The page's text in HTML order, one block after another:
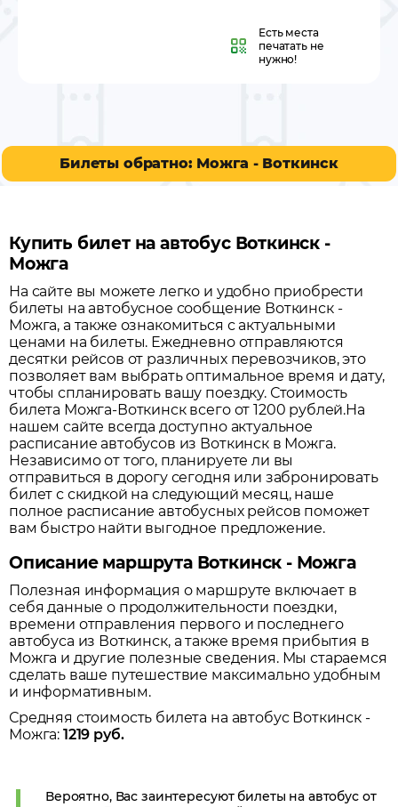
Есть места
печатать не
нужно!
Билеты обратно: Можга - Воткинск
Купить билет на автобус Воткинск -
Можга
На сайте вы можете легко и удобно приобрести
билеты на автобусное сообщение Воткинск-
Можга, а также ознакомиться с актуальными
ценами на билеты. Ежедневно отправляются
десятки рейсов от различных перевозчиков, это
позволяет вам выбрать оптимальное время и дату,
чтобы спланировать вашу поездку. Стоимость
билета Можга-Воткинск всего от 1200 рублей.На
нашем сайте всегда доступно актуальное
расписание автобусов из Воткинскв Можга.
Независимо от того, планируете ли вы
отправиться в дорогу сегодня или забронировать
билет с скидкой на следующий месяц, наше
полное расписание автобусных рейсов поможет
вам быстро найти выгодное предложение.
Описание маршрута Воткинск - Можга
Полезная информация о маршруте включает в
себя данные о продолжительности поездки,
времени отправления первого и последнего
автобуса из Воткинск, а также время прибытия в
Можга и другие полезные сведения. Мы стараемся
сделать ваше путешествие максимально удобным
и информативным.
Средняя стоимость билета на автобус Воткинск-
Можга: 1219 руб.
Вероятно, Вас заинтересуют билеты на автобус от